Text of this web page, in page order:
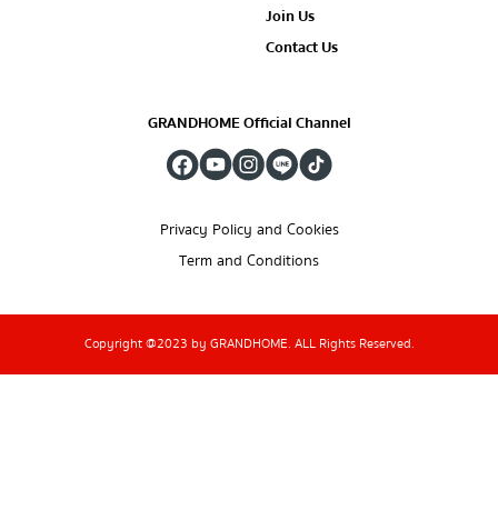
Join Us
Contact Us
GRANDHOME Official Channel
Privacy Policy and Cookies
Term and Conditions
Copyright @2023 by GRANDHOME. ALL Rights Reserved.